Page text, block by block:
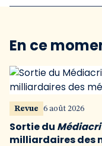
En ce
Revue 6 août 2026
Sortie du
milliardaires des